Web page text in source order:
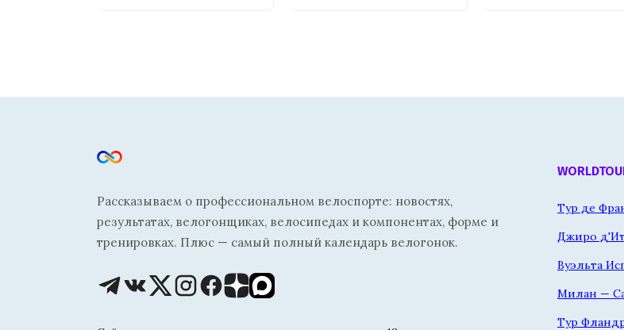
Рассказываем о профессиональном велоспорте: новостях,
результатах, велогонщиках, велосипедах и компонентах, форме и
тренировках. Плюс — самый полный календарь велогонок.
Тур де
Джиро
Вуэльта
Милан —
Тур